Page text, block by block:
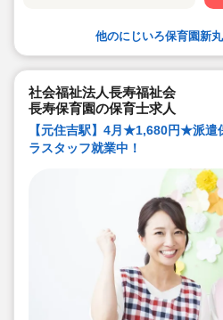
他のにじいろ保育園新
社会福祉法人長寿福祉会
長寿保育園の保育士求人
【元住吉駅】4月★1,680円★派
ラスタッフ就業中！